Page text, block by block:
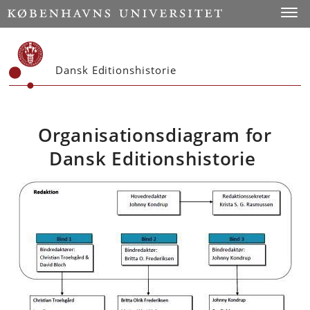
Start
Dansk Editionshistorie
Organisationsdiagram for
Dansk Editionshistorie